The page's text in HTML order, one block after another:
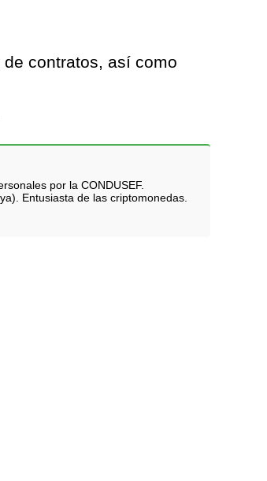
contratos, así como
por la CONDUSEF.
Entusiasta de las criptomonedas.